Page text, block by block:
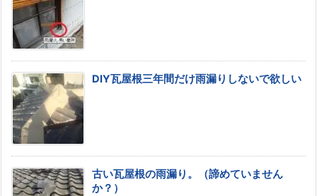
DIY瓦屋根三年間だけ雨漏りしないで欲しい
古い瓦屋根の雨漏り。（諦めていません
か？）